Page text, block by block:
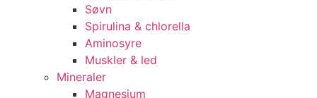
Søvn
Spirulina & chlorella
Aminosyre
Muskler & led
Mineraler
Magnesium